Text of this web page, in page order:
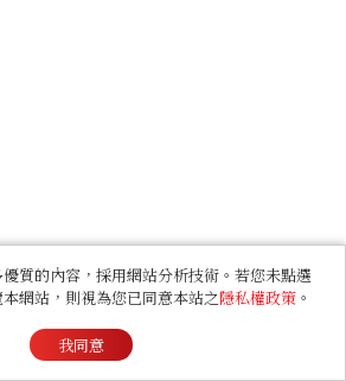
質的內容，採用網站分析技術。若您未點選
本網站，則視為您已同意本站之隱私權政策 。
我同意